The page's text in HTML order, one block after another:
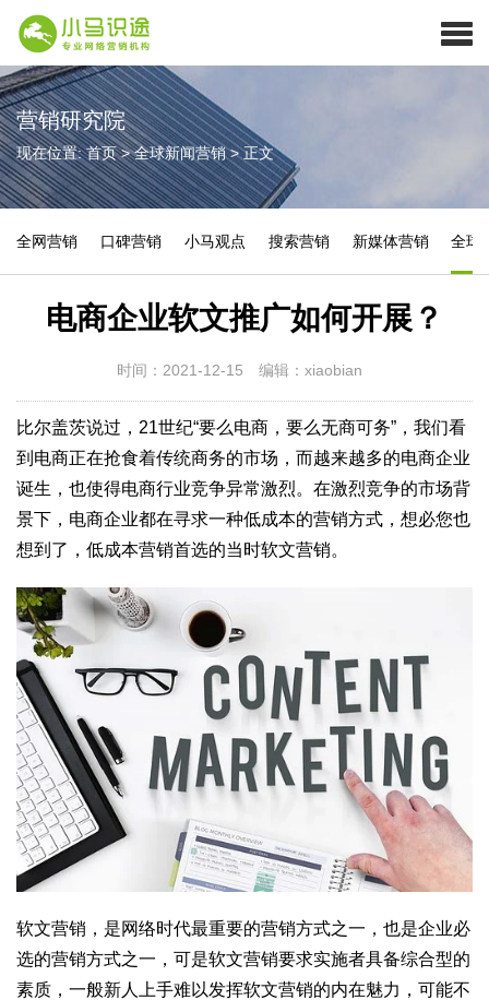
营销研究院
现在位置:首页>全球新闻营销>正文
全网营销 口碑营销 小马观点 搜索营销 新媒体营销 全球
电商企业软文推广如何开展？
时间：2021-12-15 编辑：xiaobian
比尔盖茨说过，21世纪“要么电商，要么无商可务”，我们看
到电商正在抢食着传统商务的市场，而越来越多的电商企业
诞生，也使得电商行业竞争异常激烈。在激烈竞争的市场背
景下，电商企业都在寻求一种低成本的营销方式，想必您也
想到了，低成本营销首选的当时软文营销。
软文营销，是网络时代最重要的营销方式之一，也是企业必
选的营销方式之一，可是软文营销要求实施者具备综合型的
素质，一般新人上手难以发挥软文营销的内在魅力，可能不